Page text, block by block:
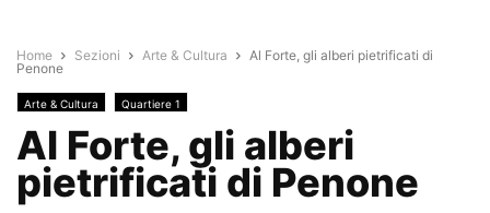
Home Sezioni Arte & Cultura
Al Forte, gli alberi pietrificati di
Penone
Arte & Cultura Quartiere 1
Al Forte, gli alberi
pietrificati di Penone